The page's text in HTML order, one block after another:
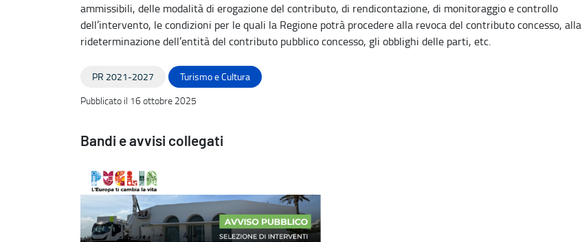
ammissibili, delle modalità di erogazione del contributo, di rendicontazione, di monitoraggio e controllo
dell’intervento, le condizioni per le quali la Regione potrà procedere alla revoca del contributo concesso, alla
rideterminazione dell’entità del contributo pubblico concesso, gli obblighi delle parti, etc.
PR 2021-2027
Turismo e Cultura
Pubblicato il 16 ottobre 2025
Bandi e avvisi collegati